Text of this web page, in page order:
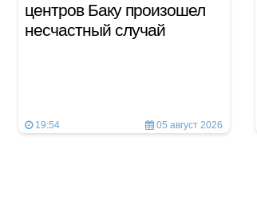
центров Баку произошел
несчастный случай
19:54 05 август 2026